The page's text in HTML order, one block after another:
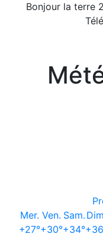
Bonjour la terre
Mer. Ven. Sam.
+27°+30°+34°+